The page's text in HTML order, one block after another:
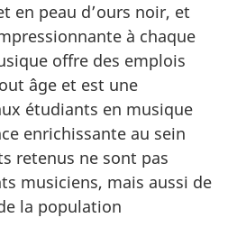
en peau d’ours noir, et
à chaque
offre des emplois
âge et est une
étudiants en musique
enrichissante au sein
retenus ne sont pas
musiciens, mais aussi de
la population